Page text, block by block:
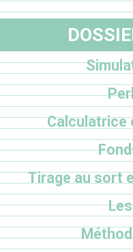
Calculatrice
Tirage au sort